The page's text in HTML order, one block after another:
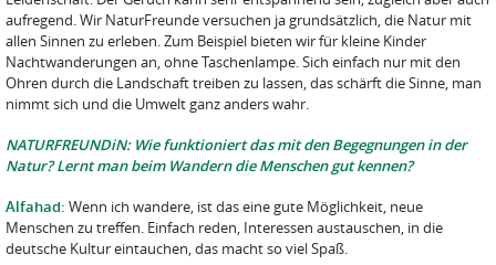
aufregend. Wir NaturFreunde versuchen ja grundsätzlich, die Natur mit
allen Sinnen zu erleben. Zum Beispiel bieten wir für kleine Kinder
Nachtwanderungen an, ohne Taschenlampe. Sich einfach nur mit den
Ohren durch die Landschaft treiben zu lassen, das schärft die Sinne, man
nimmt sich und die Umwelt ganz anders wahr.
NATURFREUNDiN: Wie funktioniert das mit den Begegnungen in der
Natur? Lernt man beim Wandern die Menschen gut kennen?
Alfahad: Wenn ich wandere, ist das eine gute Möglichkeit, neue
Menschen zu treffen. Einfach reden, Interessen austauschen, in die
deutsche Kultur eintauchen, das macht so viel Spaß.